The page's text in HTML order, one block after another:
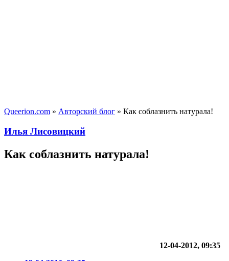
Queerion.com » Авторский блог » Как соблазнить натурала!
Илья Лисовицкий
Как соблазнить натурала!
12-04-2012, 09:35